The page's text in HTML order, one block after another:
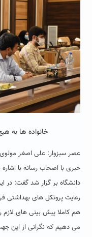
خانواده ها به
عصر سبزوار: علی اصغر
خبری با اصحاب رسانه با
رعایت پروتکل های بهداشتی
هم کاملا پیش بینی های لازم
می دهیم که نگرانی از این